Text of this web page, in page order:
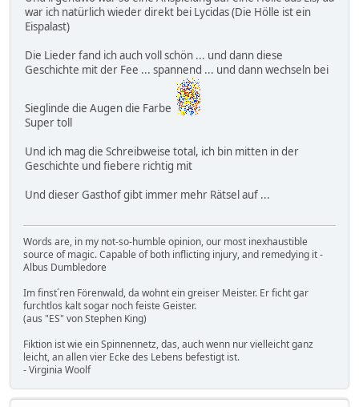
war ich natürlich wieder direkt bei Lycidas (Die Hölle ist ein
Eispalast)
Die Lieder fand ich auch voll schön ... und dann diese
Geschichte mit der Fee ... spannend ... und dann wechseln bei
Sieglinde die Augen die Farbe
Super toll
Und ich mag die Schreibweise total, ich bin mitten in der
Geschichte und fiebere richtig mit
Und dieser Gasthof gibt immer mehr Rätsel auf ...
Words are, in my not-so-humble opinion, our most inexhaustible
source of magic. Capable of both inflicting injury, and remedying it -
Albus Dumbledore
Im finst´ren Förenwald, da wohnt ein greiser Meister. Er ficht gar
furchtlos kalt sogar noch feiste Geister.
(aus "ES" von Stephen King)
Fiktion ist wie ein Spinnennetz, das, auch wenn nur vielleicht ganz
leicht, an allen vier Ecke des Lebens befestigt ist.
- Virginia Woolf